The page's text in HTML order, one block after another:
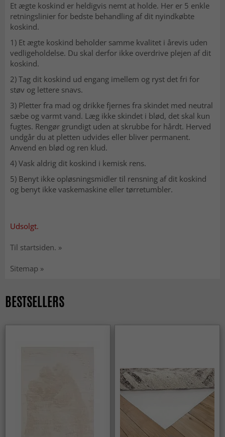
Et ægte koskind er heldigvis nemt at holde. Her er 5 enkle
retningslinier for bedste behandling af dit nyindkøbte
koskind.
1) Et ægte koskind beholder samme kvalitet i årevis uden
vedligeholdelse. Du skal derfor ikke overdrive plejen af dit
koskind.
2) Tag dit koskind ud engang imellem og ryst det fri for
støv og lettere snavs.
3) Pletter fra mad og drikke fjernes fra skindet med neutral
sæbe og varmt vand. Læg ikke skindet i blød, det skal kun
fugtes. Rengør grundigt uden at skrubbe for hårdt. Herved
undgår du at pletten udvides eller bliver permanent.
Anvend en blød og ren klud.
4) Vask aldrig dit koskind i kemisk rens.
5) Benyt ikke opløsningsmidler til rensning af dit koskind
og benyt ikke vaskemaskine eller tørretumbler.
Udsolgt.
Til startsiden. »
Sitemap »
BESTSELLERS